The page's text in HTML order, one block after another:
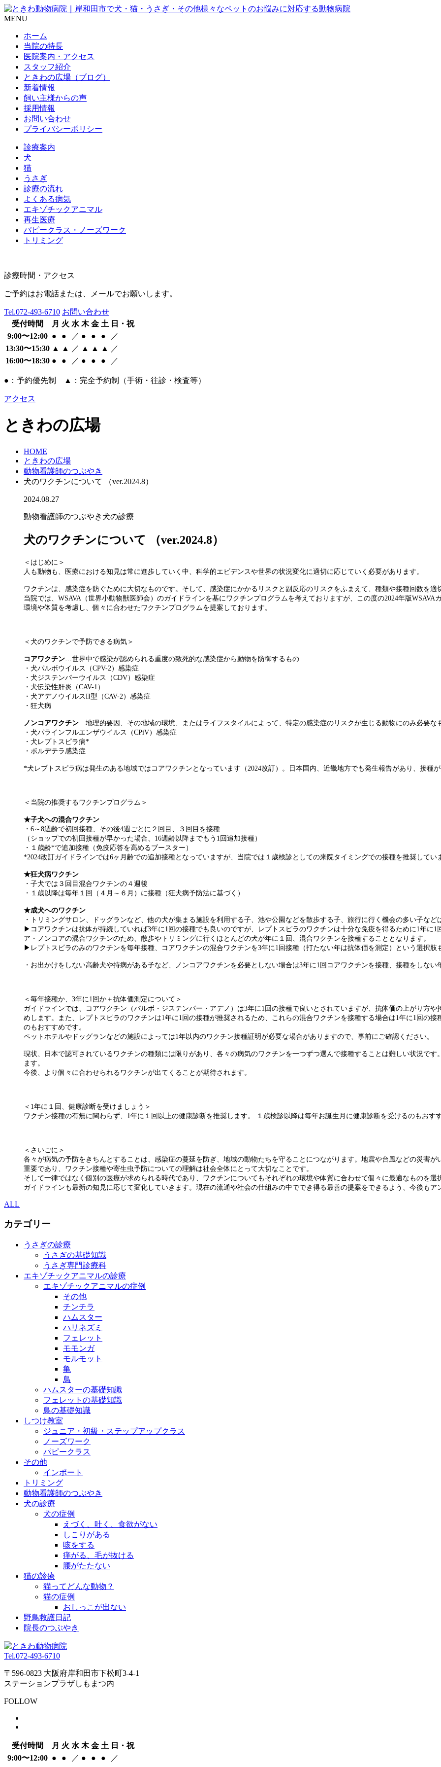
MENU
ホーム
当院の特長
医院案内・アクセス
スタッフ紹介
ときわの広場（ブログ）
新着情報
飼い主様からの声
採用情報
お問い合わせ
プライバシーポリシー
診療案内
犬
猫
うさぎ
診療の流れ
よくある病気
エキゾチックアニマル
再生医療
パピークラス・ノーズワーク
トリミング
診療時間・アクセス
ご予約はお電話または、メールでお願いします。
Tel.072-493-6710 お問い合わせ
受付時間
月 火 水 木 金 土 日・祝
9:00〜12:00 ● ● ／ ● ● ●
／
13:30〜15:30 ▲ ▲ ／ ▲ ▲ ▲
／
16:00〜18:30 ● ● ／ ● ● ● ／
●：予約優先制 ▲：完全予約制（手術・往診・検査等）
アクセス
ときわの広場
HOME
ときわの広場
動物看護師のつぶやき
犬のワクチンについて （ver.2024.8）
2024.08.27
動物看護師のつぶやき 犬の診療
犬のワクチンについて （ver.2024.8）
＜はじめに＞
人も動物も、医療における知見は常に進歩していく中、科学的エビデンスや世界の状況変化に適切に応じていく必要があります。
ワクチンは、感染症を防ぐために大切なものです。そして、感染症にかかるリスクと副反応のリスクをふまえて、種類や接種回数を適
当院では、WSAVA（世界小動物獣医師会）のガイドラインを基にワクチンプログラムを考えておりますが、この度の2024年版
環境や体質を考慮し、個々に合わせたワクチンプログラムを提案しております。
＜犬のワクチンで予防できる病気＞
コアワクチン …世界中で感染が認められる重度の致死的な感染症から動物を防御するもの
・犬パルボウイルス（CPV-2）感染症
・犬ジステンパーウイルス（CDV）感染症
・犬伝染性肝炎（CAV-1）
・犬アデノウイルスII型（CAV-2）感染症
・狂犬病
ノンコアワクチン …地理的要因、その地域の環境、またはライフスタイルによって、特定の感染症のリスクが生じる動物にのみ必要な
・犬パラインフルエンザウイルス（CPiV）感染症
・犬レプトスピラ病*
・ボルデテラ感染症
*犬レプトスピラ病は発生のある地域ではコアワクチンとなっています（2024改訂）。日本国内、近畿地方でも発生報告があり、接種が
＜当院の推奨するワクチンプログラム＞
★子犬への混合ワクチン
・6～8週齢で初回接種、その後4週ごとに２回目、３回目を接種
（ショップでの初回接種が早かった場合、16週齢以降までもう1回追加接種）
・１歳齢*で追加接種（免疫応答を高めるブースター）
*2024改訂ガイドラインでは6ヶ月齢での追加接種となっていますが、当院では１歳検診としての来院タイミングでの接種を推奨してい
★狂犬病ワクチン
・子犬では３回目混合ワクチンの４週後
・１歳以降は毎年１回（４月～６月）に接種（狂犬病予防法に基づく）
★成犬へのワクチン
・トリミングサロン、ドッグランなど、他の犬が集まる施設を利用する子、池や公園などを散歩する子、旅行に行く機会の多い子など
▶︎コアワクチンは抗体が持続していれば3年に1回の接種でも良いのですが、レプトスピラのワクチンは十分な免疫を得るために1年に
ア・ノンコアの混合ワクチンのため、散歩やトリミングに行くほとんどの犬が年に１回、混合ワクチンを接種することとなります。
▶︎レプトスピラのみのワクチンを毎年接種、コアワクチンの混合ワクチンを3年に1回接種（打たない年は抗体価を測定）という選択肢
・お出かけをしない高齢犬や持病がある子など、ノンコアワクチンを必要としない場合は3年に1回コアワクチンを接種、接種をしない
＜毎年接種か、3年に1回か＋抗体価測定について＞
ガイドラインでは、コアワクチン（パルボ・ジステンパー・アデノ）は3年に1回の接種で良いとされていますが、抗体価の上がり方
めします。また、レプトスピラのワクチンは1年に1回の接種が推奨されるため、これらの混合ワクチンを接種する場合は1年に1回の
のもおすすめです。
ペットホテルやドッグランなどの施設によっては1年以内のワクチン接種証明が必要な場合がありますので、事前にご確認ください。
現状、日本で認可されているワクチンの種類には限りがあり、各々の病気のワクチンを一つずつ選んで接種することは難しい状況で
ます。
今後、より個々に合わせられるワクチンが出てくることが期待されます。
＜1年に１回、健康診断を受けましょう＞
ワクチン接種の有無に関わらず、1年に１回以上の健康診断を推奨します。 １歳検診以降は毎年お誕生月に健康診断を受けるのもおすす
＜さいごに＞
各々が病気の予防をきちんとすることは、感染症の蔓延を防ぎ、地域の動物たちを守ることにつながります。地震や台風などの災害
重要であり、ワクチン接種や寄生虫予防についての理解は社会全体にとって大切なことです。
そして一律ではなく個別の医療が求められる時代であり、ワクチンについてもそれぞれの環境や体質に合わせて個々に最適なものを選
ガイドラインも最新の知見に応じて変化していきます。現在の流通や社会の仕組みの中ででき得る最善の提案をできるよう、今後もア
ALL
カテゴリー
うさぎの診療
うさぎの基礎知識
うさぎ専門診療科
エキゾチックアニマルの診療
エキゾチックアニマルの症例
その他
チンチラ
ハムスター
ハリネズミ
フェレット
モモンガ
モルモット
亀
鳥
ハムスターの基礎知識
フェレットの基礎知識
鳥の基礎知識
しつけ教室
ジュニア・初級・ステップアップクラス
ノーズワーク
パピークラス
その他
インポート
トリミング
動物看護師のつぶやき
犬の診療
犬の症例
えづく、吐く、食欲がない
しこりがある
咳をする
痒がる、毛が抜ける
腰がたたない
猫の診療
猫ってどんな動物？
猫の症例
おしっこが出ない
野鳥救護日記
院長のつぶやき
Tel.072-493-6710
〒596-0823 大阪府岸和田市下松町3-4-1
ステーションプラザしもまつ内
FOLLOW
受付時間 月 火 水 木 金 土 日・祝
9:00〜12:00 ● ● ／ ● ● ●
／